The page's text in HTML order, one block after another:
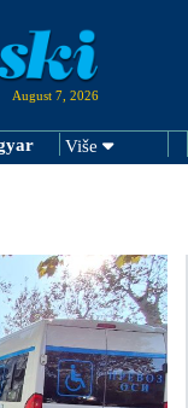
August 7, 2026
Više